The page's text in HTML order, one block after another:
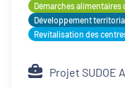
Démarches alimentaires
Développement
Revitalisation des
Projet SUDOE